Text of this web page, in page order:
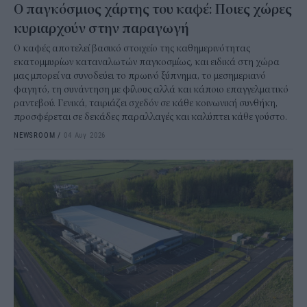
Ο παγκόσμιος χάρτης του καφέ: Ποιες χώρες
κυριαρχούν στην παραγωγή
Ο καφές αποτελεί βασικό στοιχείο της καθημερινότητας
εκατομμυρίων καταναλωτών παγκοσμίως, και ειδικά στη χώρα
μας μπορεί να συνοδεύει το πρωινό ξύπνημα, το μεσημεριανό
φαγητό, τη συνάντηση με φίλους αλλά και κάποιο επαγγελματικό
ραντεβού. Γενικά, ταιριάζει σχεδόν σε κάθε κοινωνική συνθήκη,
προσφέρεται σε δεκάδες παραλλαγές και καλύπτει κάθε γούστο.
NEWSROOM / 04 Αυγ 2026